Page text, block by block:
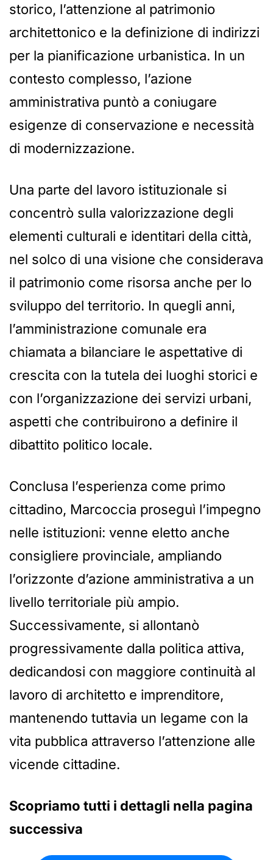
storico, l’attenzione al patrimonio
architettonico e la definizione di indirizzi
per la pianificazione urbanistica. In un
contesto complesso, l’azione
amministrativa puntò a coniugare
esigenze di conservazione e necessità
di modernizzazione.
Una parte del lavoro istituzionale si
concentrò sulla valorizzazione degli
elementi culturali e identitari della città,
nel solco di una visione che considerava
il patrimonio come risorsa anche per lo
sviluppo del territorio. In quegli anni,
l’amministrazione comunale era
chiamata a bilanciare le aspettative di
crescita con la tutela dei luoghi storici e
con l’organizzazione dei servizi urbani,
aspetti che contribuirono a definire il
dibattito politico locale.
Conclusa l’esperienza come primo
cittadino, Marcoccia proseguì l’impegno
nelle istituzioni: venne eletto anche
consigliere provinciale, ampliando
l’orizzonte d’azione amministrativa a un
livello territoriale più ampio.
Successivamente, si allontanò
progressivamente dalla politica attiva,
dedicandosi con maggiore continuità al
lavoro di architetto e imprenditore,
mantenendo tuttavia un legame con la
vita pubblica attraverso l’attenzione alle
vicende cittadine.
Scopriamo tutti i dettagli nella pagina
successiva